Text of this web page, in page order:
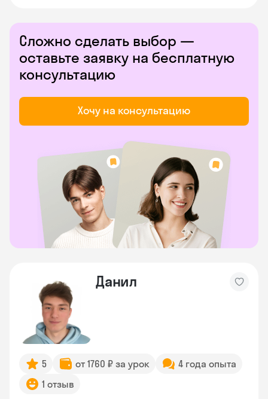
Сложно сделать выбор —
оставьте заявку на бесплатную
консультацию
Хочу на консультацию
Данил
5 от 1760 ₽ за урок
4 года опыта
1 отзыв